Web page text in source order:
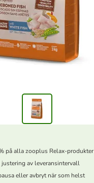
på alla zooplus Relax-produkter
justering av leveransintervall
eller avbryt när som helst